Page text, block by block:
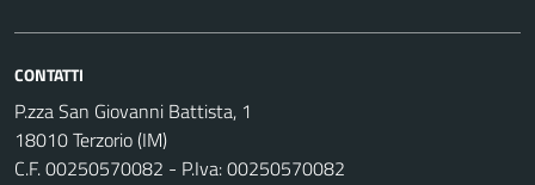
CONTATTI
P.zza San Giovanni Battista, 1
18010 Terzorio (IM)
C.F. 00250570082 - P.Iva: 00250570082